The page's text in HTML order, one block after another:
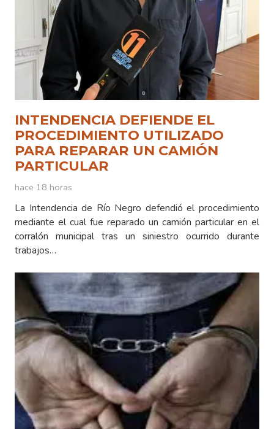
INTENDENCIA DEFIENDE EL
PROCEDIMIENTO UTILIZADO
PARA REPARAR UN CAMIÓN
PARTICULAR
hace 18 horas
La Intendencia de Río Negro defendió el procedimiento
mediante el cual fue reparado un camión particular en el
corralón municipal tras un siniestro ocurrido durante
trabajos…